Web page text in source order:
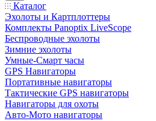
Каталог
Эхолоты и Картплоттеры
Комплекты Panoptix LiveScope
Беспроводные эхолоты
Зимние эхолоты
Умные-Смарт часы
GPS Навигаторы
Портативные навигаторы
Тактические GPS навигаторы
Навигаторы для охоты
Авто-Мото навигаторы